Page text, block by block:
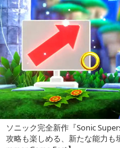
ソニック完全新作『Sonic
攻略も楽しめる、新たな能力も